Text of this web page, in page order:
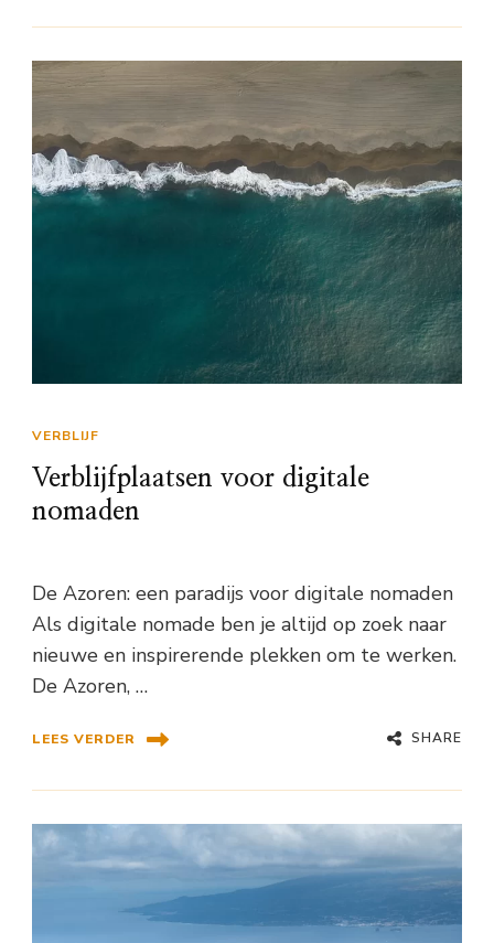
VERBLIJF
Verblijfplaatsen voor digitale
nomaden
De Azoren: een paradijs voor digitale nomaden
Als digitale nomade ben je altijd op zoek naar
nieuwe en inspirerende plekken om te werken.
De Azoren, …
LEES VERDER SHARE